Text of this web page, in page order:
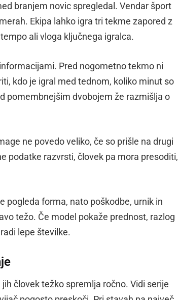
branjem novic spregledal. Vendar šport
Ekipa lahko igra tri tekme zapored z
ali vloga ključnega igralca.
Pred nogometno tekmo ni
kdo je igral med tednom, koliko minut so
pomembnejšim dvobojem že razmišlja o
ne povedo veliko, če so prišle na drugi
podatke razvrsti, človek pa mora presoditi,
pogleda forma, nato poškodbe, urnik in
težo. Če model pokaže prednost, razlog
lepe številke.
človek težko spremlja ročno. Vidi serije